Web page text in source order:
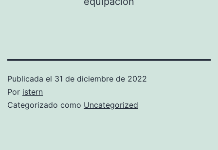
Publicada el 31 de diciembre de 2022
Por istern
Categorizado como Uncategorized